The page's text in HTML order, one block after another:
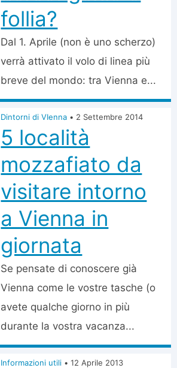
follia?
Dal 1. Aprile (non è uno scherzo)
verrà attivato il volo di linea più
breve del mondo: tra Vienna e...
Dintorni di VIenna • 2 Settembre 2014
5 località
mozzafiato da
visitare intorno
a Vienna in
giornata
Se pensate di conoscere già
Vienna come le vostre tasche (o
avete qualche giorno in più
durante la vostra vacanza...
Informazioni utili • 12 Aprile 2013